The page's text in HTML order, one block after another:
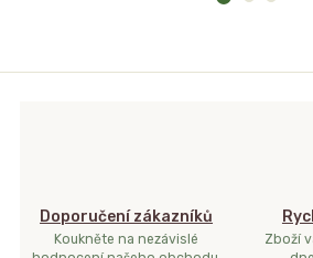
Doporučení zákazníků
Koukněte na nezávislé
Zboží